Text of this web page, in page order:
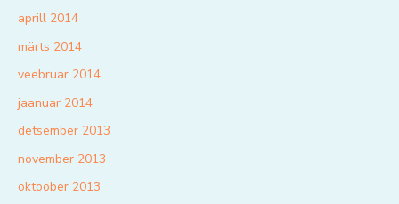
aprill 2014
märts 2014
veebruar 2014
jaanuar 2014
detsember 2013
november 2013
oktoober 2013